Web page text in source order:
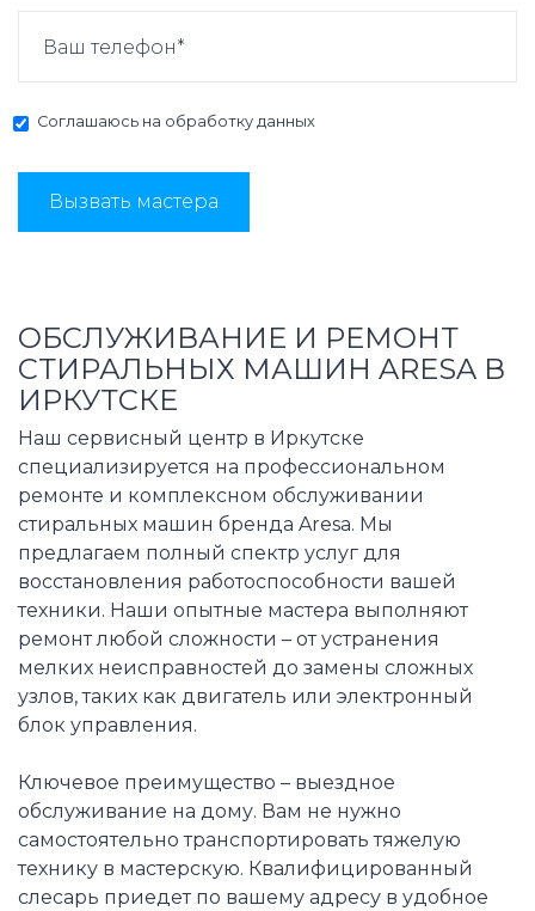
Соглашаюсь на обработку данных
Вызвать мастера
ОБСЛУЖИВАНИЕ И РЕМОНТ
СТИРАЛЬНЫХ МАШИН ARESA В
ИРКУТСКЕ
Наш сервисный центр в Иркутске
специализируется на профессиональном
ремонте и комплексном обслуживании
стиральных машин бренда Aresa. Мы
предлагаем полный спектр услуг для
восстановления работоспособности вашей
техники. Наши опытные мастера выполняют
ремонт любой сложности – от устранения
мелких неисправностей до замены сложных
узлов, таких как двигатель или электронный
блок управления.
Ключевое преимущество – выездное
обслуживание на дому. Вам не нужно
самостоятельно транспортировать тяжелую
технику в мастерскую. Квалифицированный
слесарь приедет по вашему адресу в удобное